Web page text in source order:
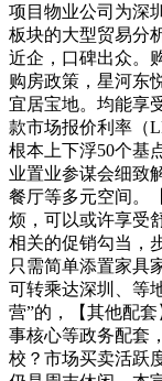
项目物业公司为深
板块的大型贸易分
近企，口碑出众。
购房政策，星河东
宜居宝地。均能享
款市场报价利率（
根本上下浮50个基
业置业参谋会细致
餐厅等多元空间。
烦，可以或许享受
相关的促销勾当，
只需简单添置家具
可转乘达深圳、等
营”的，【其他配
事核心等政务配套
校？市场买卖活跃